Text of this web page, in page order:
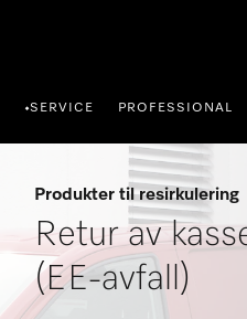
•SERVICE PROFESSIONAL
Produkter til resirkulering
Retur av
(EE-avfall)